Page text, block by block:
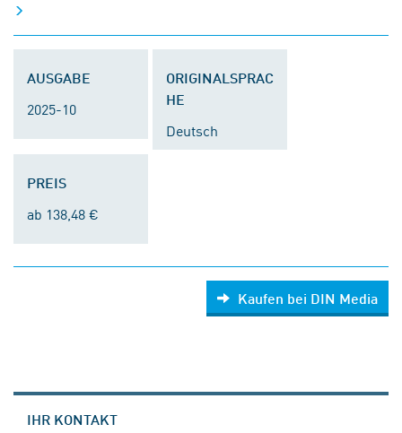
AUSGABE
2025-10
ORIGINALSPRAC
HE
Deutsch
PREIS
ab 138,48 €
Kaufen bei DIN Media
IHR KONTAKT